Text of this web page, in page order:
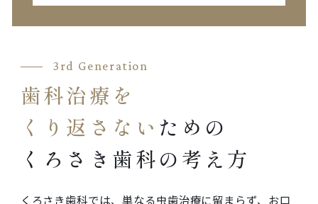
3rd Generation
歯科治療を
くり返さない ための
くろさき歯科の考え方
くろさき歯科では、単なる虫歯治療に留まらず、お口